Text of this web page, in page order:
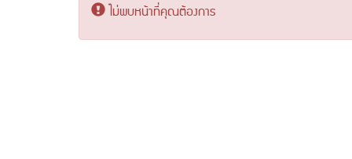
ไม่พบหน้าที่คุณต้องการ